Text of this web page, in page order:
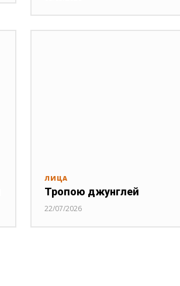
ЛИЦА
Тропою джунглей
22/07/2026